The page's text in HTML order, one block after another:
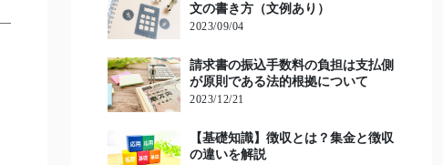
文の書き方（文例あり）
2023/09/04
請求書の振込手数料の負担は支払側
が原則である法的根拠について
2023/12/21
【基礎知識】徴収とは？集金と徴収
の違いを解説